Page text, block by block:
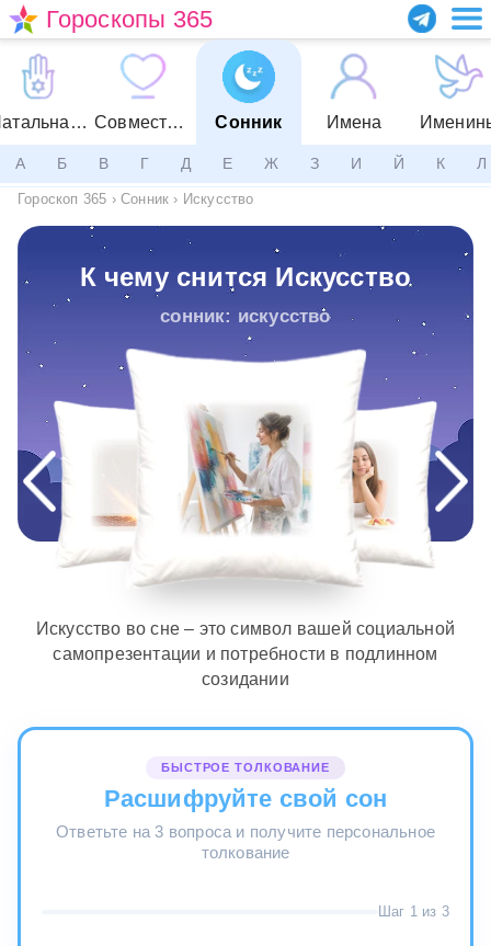
Гороскопы 365
Натальная карта Совместимость Сонник Имена
А Б В Г Д Е Ж З И Й К Л
Гороскоп 365 › Сонник › Искусство
К чему снится Искусство
сонник: искусство
Искусство во сне – это символ вашей социальной
самопрезентации и потребности в подлинном
созидании
БЫСТРОЕ ТОЛКОВАНИЕ
Расшифруйте свой сон
Ответьте на 3 вопроса и получите персональное
толкование
Шаг 1 из 3